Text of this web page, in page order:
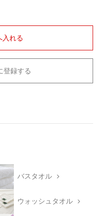
登録する
バスタオル
ウォッシュタオル